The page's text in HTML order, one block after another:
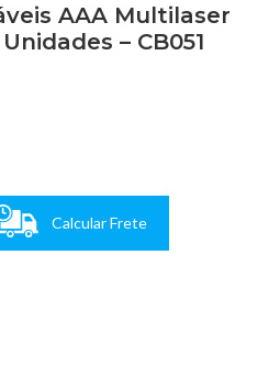
AAA Multilaser
– CB051
Calcular Frete